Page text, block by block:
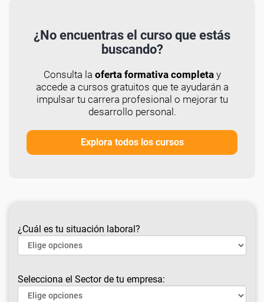
¿No encuentras el curso que estás
buscando?
Consulta la oferta formativa completay
accede a cursos gratuitos que te ayudarán a
impulsar tu carrera profesional o mejorar tu
desarrollo personal.
Explora todos los cursos
¿Cuál es tu situación laboral?
Selecciona el Sector de tu empresa: